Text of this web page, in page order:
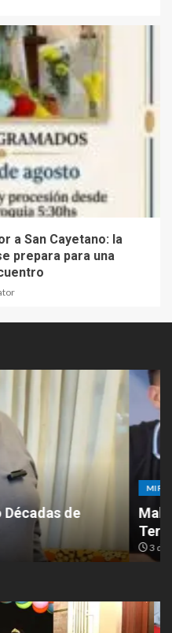
a San Cayetano: la
prepara para una
homenaje desde las